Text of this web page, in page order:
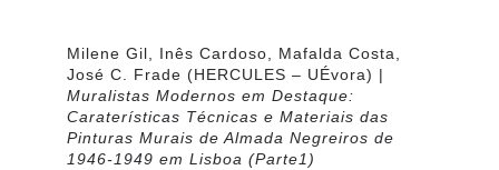
Milene Gil, Inês Cardoso, Mafalda Costa,
José C. Frade (HERCULES – UÉvora) |
Muralistas Modernos em Destaque:
Caraterísticas Técnicas e Materiais das
Pinturas Murais de Almada Negreiros de
1946-1949 em Lisboa (Parte1)